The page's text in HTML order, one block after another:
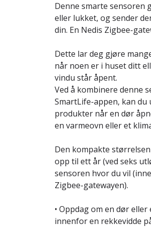
Denne smarte sensoren
eller lukket, og sender
din. En Nedis Zigbee-
Dette lar deg gjøre
når noen er i huset ditt
vindu står åpent.
Ved å kombinere denne
SmartLife-appen, kan du
produkter når en dør
en varmeovn eller et
Den kompakte
opp til ett år (ved seks
sensoren hvor du vil
Zigbee-gatewayen).
• Oppdag om en dør
innenfor en rekkevidde